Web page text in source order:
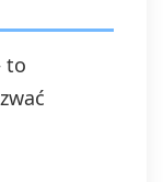
na
mail:
"wypisz
to